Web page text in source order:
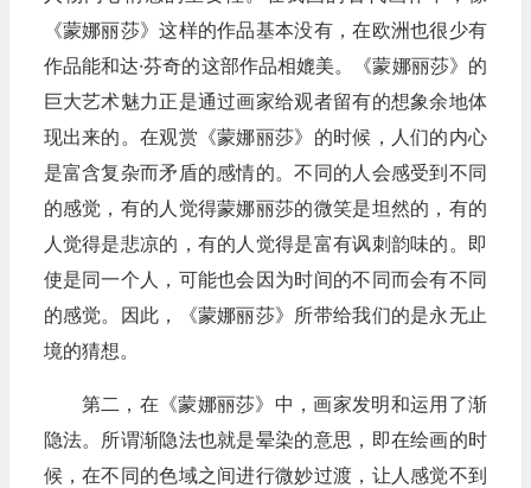
《蒙娜丽莎》这样的作品基本没有，在欧洲也很少有
作品能和达·芬奇的这部作品相媲美。《蒙娜丽莎》的
巨大艺术魅力正是通过画家给观者留有的想象余地体
现出来的。在观赏《蒙娜丽莎》的时候，人们的内心
是富含复杂而矛盾的感情的。不同的人会感受到不同
的感觉，有的人觉得蒙娜丽莎的微笑是坦然的，有的
人觉得是悲凉的，有的人觉得是富有讽刺韵味的。即
使是同一个人，可能也会因为时间的不同而会有不同
的感觉。因此，《蒙娜丽莎》所带给我们的是永无止
境的猜想。
第二，在《蒙娜丽莎》中，画家发明和运用了渐
隐法。所谓渐隐法也就是晕染的意思，即在绘画的时
候，在不同的色域之间进行微妙过渡，让人感觉不到